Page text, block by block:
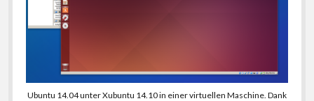
Ubuntu 14.04 unter Xubuntu 14.10 in einer virtuellen Maschine. Dank